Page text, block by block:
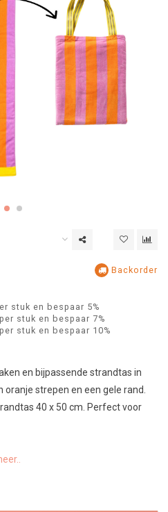
Backorder
stuk en bespaar 5%
stuk en bespaar 7%
stuk en bespaar 10%
en bijpassende strandtas in
strepen en een gele rand.
40 x 50 cm. Perfect voor